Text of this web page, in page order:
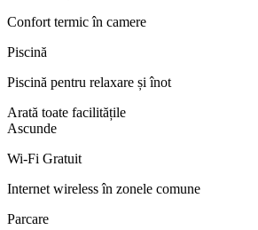
Confort termic în camere
Piscină
Piscină pentru relaxare și înot
Arată toate facilitățile
Ascunde
Wi-Fi Gratuit
Internet wireless în zonele comune
Parcare